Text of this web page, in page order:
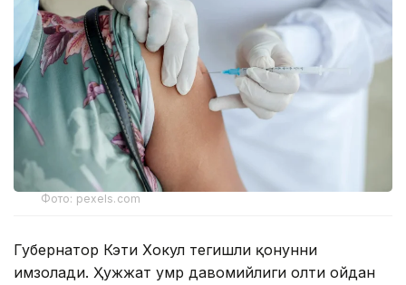
Фото: pexels.com
Губернатор Кэти Хокул тегишли қонунни
имзолади. Ҳужжат умр давомийлиги олти ойдан